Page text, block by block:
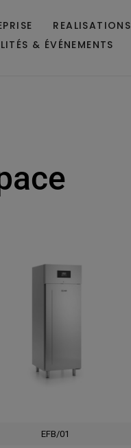
REALISATIONS
& ÉVÉNEMENTS
EFB/01